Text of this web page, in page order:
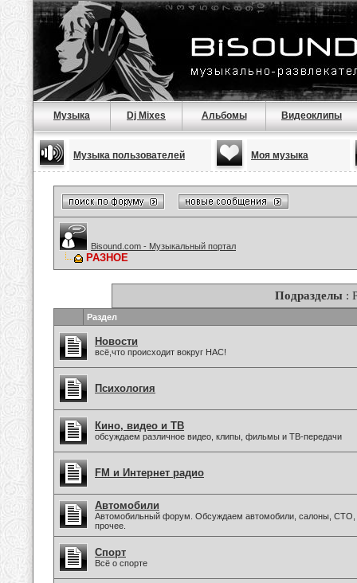
Музыка Dj Mixes Альбомы Видеоклипы
Музыка пользователей Моя музыка
Bisound.com - Музыкальный портал
РАЗНОЕ
Подразделы :
Раздел
Новости
всё,что происходит вокруг НАС!
Психология
Кино, видео и ТВ
обсуждаем различное видео, клипы, фильмы и ТВ-передачи
FM и Интернет радио
Автомобили
Автомобильный форум. Обсуждаем автомобили, салоны, СТО,
прочее.
Спорт
Всё о спорте